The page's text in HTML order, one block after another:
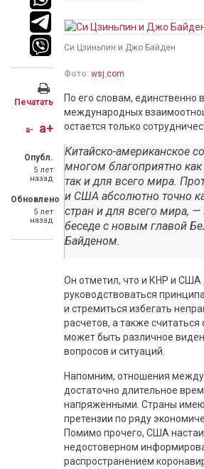
Печатать
a- a+
Опубл.
5 лет
назад
Обновлено
5 лет
назад
Си Цзиньпин и Джо Байден
Фото: wsj.com
По его словам,
международных
остается только
Китайско-американское
многом благоприятно
так и для всего мира.
и США абсолютно точно
стран и для всего мира, —
беседе с новым главой
Байденом.
Он отметил, что и КНР и
руководствоваться
и стремиться избегать
расчетов, а также считаться
может быть различное
вопросов и ситуаций.
Напомним, отношения
достаточно длительное
напряженными. Страны
претензии по ряду
Помимо прочего, США
недостоверном
распространением